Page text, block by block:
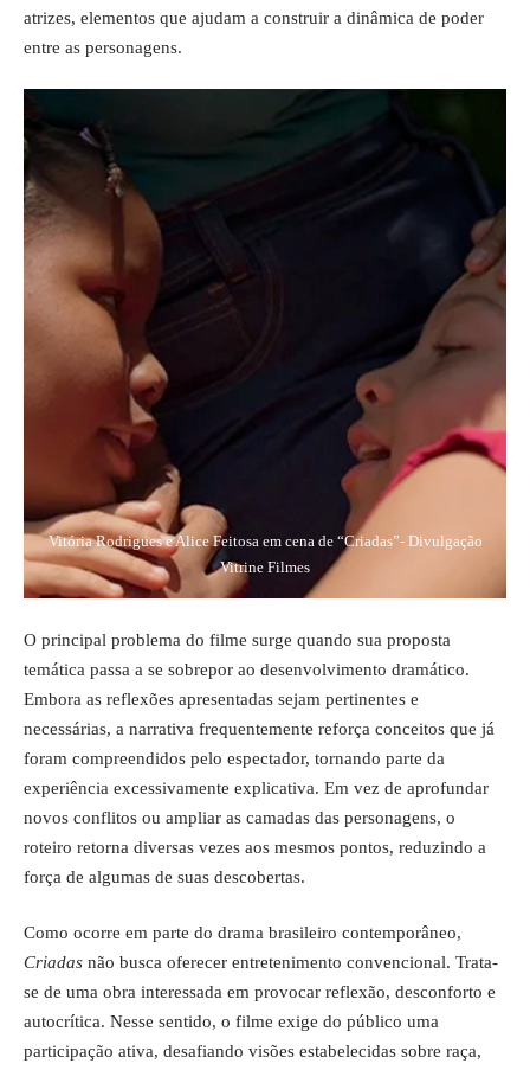
atrizes, elementos que ajudam a construir a dinâmica de poder
entre as personagens.
Vitória Rodrigues e Alice Feitosa em cena de “Criadas”- Divulgação
Vitrine Filmes
O principal problema do filme surge quando sua proposta
temática passa a se sobrepor ao desenvolvimento dramático.
Embora as reflexões apresentadas sejam pertinentes e
necessárias, a narrativa frequentemente reforça conceitos que já
foram compreendidos pelo espectador, tornando parte da
experiência excessivamente explicativa. Em vez de aprofundar
novos conflitos ou ampliar as camadas das personagens, o
roteiro retorna diversas vezes aos mesmos pontos, reduzindo a
força de algumas de suas descobertas.
Como ocorre em parte do drama brasileiro contemporâneo,
Criadas não busca oferecer entretenimento convencional. Trata-
se de uma obra interessada em provocar reflexão, desconforto e
autocrítica. Nesse sentido, o filme exige do público uma
participação ativa, desafiando visões estabelecidas sobre raça,